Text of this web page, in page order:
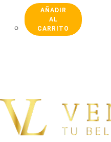
AÑADIR
AL
CARRITO